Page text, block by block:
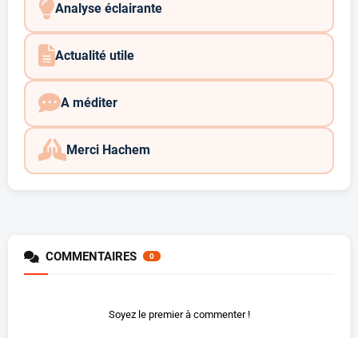
Analyse éclairante
Actualité utile
A méditer
Merci Hachem
COMMENTAIRES 0
Soyez le premier à commenter !